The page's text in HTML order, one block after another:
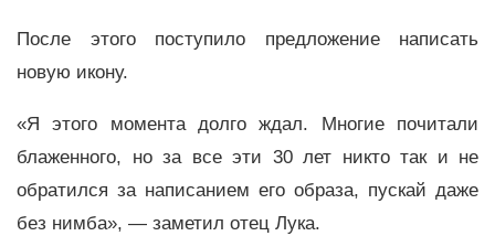
После этого поступило предложение написать
новую икону.
«Я этого момента долго ждал. Многие почитали
блаженного, но за все эти 30 лет никто так и не
обратился за написанием его образа, пускай даже
без нимба», — заметил отец Лука.